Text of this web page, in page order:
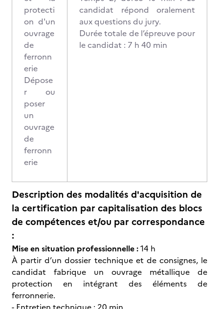
protecti
on d'un
ouvrage
de
ferronn
erie
Dépose
r ou
poser
un
ouvrage
de
ferronn
erie
candidat répond oralement
aux questions du jury.
Durée totale de l’épreuve pour
le candidat : 7 h 40 min
Description des modalités d'acquisition de
la certification par capitalisation des blocs
de compétences et/ou par correspondance
:
Mise en situation professionnelle :14 h
À partir d’un dossier technique et de consignes, le
candidat fabrique un ouvrage métallique de
protection en intégrant des éléments de
ferronnerie.